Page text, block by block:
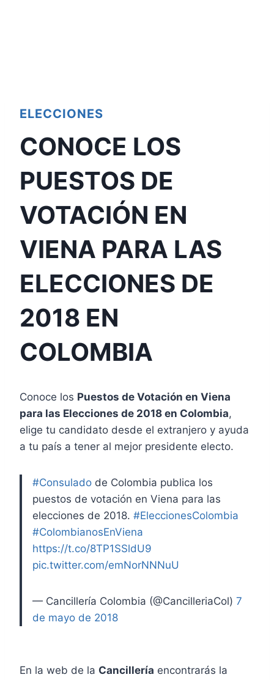
ELECCIONES
CONOCE LOS
PUESTOS DE
VOTACIÓN EN
VIENA PARA LAS
ELECCIONES DE
2018 EN
COLOMBIA
Conoce los Puestos de Votación en Viena
para las Elecciones de 2018 en Colombia,
elige tu candidato desde el extranjero y ayuda
a tu país a tener al mejor presidente electo.
#Consulado de Colombia publica los
puestos de votación en Viena para las
elecciones de 2018. #EleccionesColombia
#ColombianosEnViena
https://t.co/8TP1SSldU9
pic.twitter.com/emNorNNNuU
— Cancillería Colombia (@CancilleriaCol) 7
de mayo de 2018
En la web de la Cancillería encontrarás la